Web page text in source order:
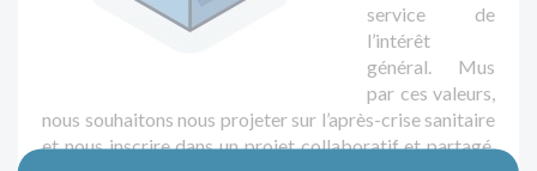
service de
l’intérêt
général. Mus
par ces valeurs,
nous souhaitons nous projeter sur l’après-crise sanitaire
et nous inscrire dans un projet collaboratif et partagé.